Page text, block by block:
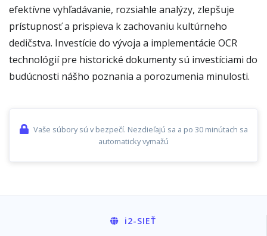
efektívne vyhľadávanie, rozsiahle analýzy, zlepšuje
prístupnosť a prispieva k zachovaniu kultúrneho
dedičstva. Investície do vývoja a implementácie OCR
technológií pre historické dokumenty sú investíciami do
budúcnosti nášho poznania a porozumenia minulosti.
Vaše súbory sú v bezpečí. Nezdieľajú sa a po 30 minútach sa
automaticky vymažú
i2-SIEŤ